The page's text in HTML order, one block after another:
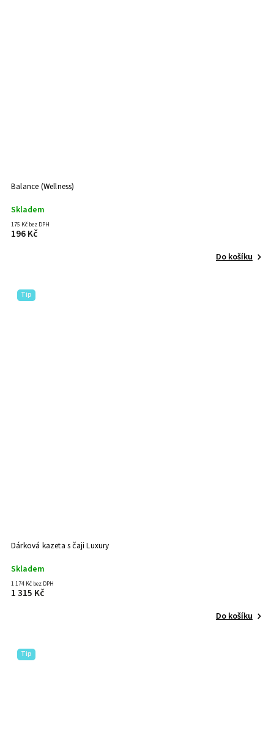
Balance (Wellness)
Skladem
175 Kč bez DPH
196 Kč
Do košíku
Tip
Dárková kazeta s čaji Luxury
Skladem
1 174 Kč bez DPH
1 315 Kč
Do košíku
Tip